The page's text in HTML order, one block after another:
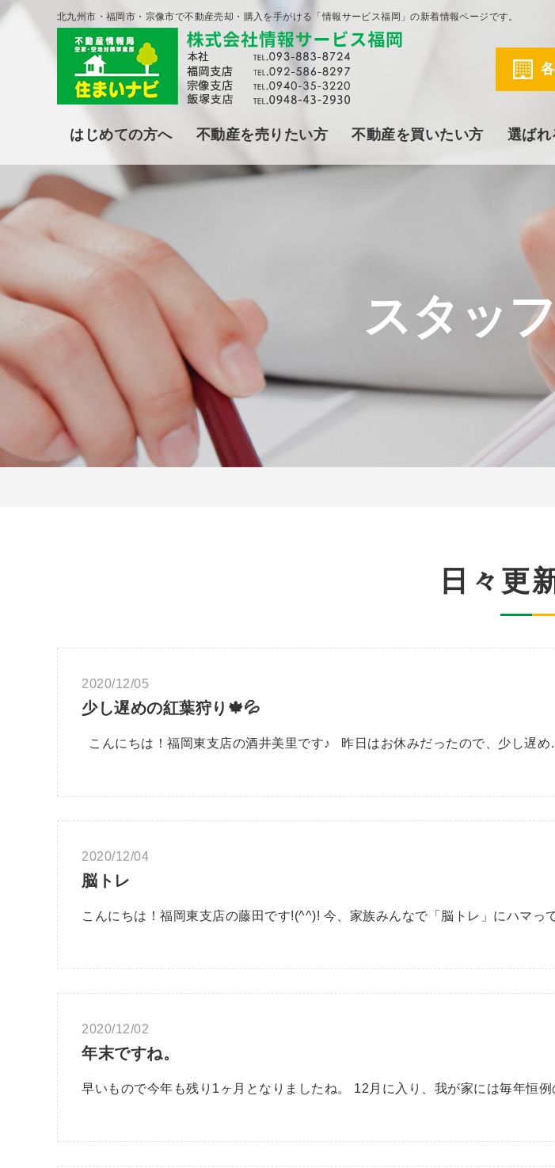
北九州市・福岡市・宗像市で不動産売却・購入を手がける「情報サービス福岡」の新着情報ページです。
はじめての方へ 不動産を売りたい方 不動産を買いたい方 選ばれ
スタッ
日々更
2020/12/05
少し遅めの紅葉狩り🍁💦
こんにちは！福岡東支店の酒井美里です♪ 昨日はお休みだったので、少し遅
2020/12/04
脳トレ
こんにちは！福岡東支店の藤田です!(^^)! 今、家族みんなで「脳トレ」にハマっ
2020/12/02
年末ですね。
早いもので今年も残り1ヶ月となりましたね。 12月に入り、我が家には毎年恒